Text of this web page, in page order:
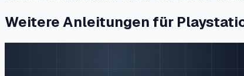
Weitere Anleitungen für